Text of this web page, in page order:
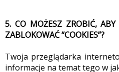
5. CO MOŻESZ ZROBIĆ,
ZABLOKOWAĆ “COOKIES”?
Twoja przeglądarka
informacje na temat tego w